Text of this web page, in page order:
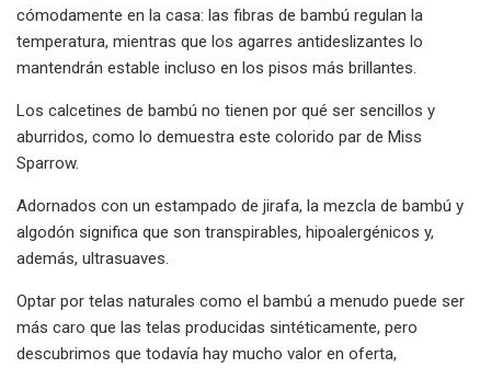
cómodamente en la casa: las fibras de bambú regulan la
temperatura, mientras que los agarres antideslizantes lo
mantendrán estable incluso en los pisos más brillantes.
Los calcetines de bambú no tienen por qué ser sencillos y
aburridos, como lo demuestra este colorido par de Miss
Sparrow.
Adornados con un estampado de jirafa, la mezcla de bambú y
algodón significa que son transpirables, hipoalergénicos y,
además, ultrasuaves.
Optar por telas naturales como el bambú a menudo puede ser
más caro que las telas producidas sintéticamente, pero
descubrimos que todavía hay mucho valor en oferta,